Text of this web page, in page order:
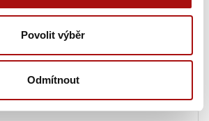
Povolit výběr
Odmítnout
, Valtice
09. 2026